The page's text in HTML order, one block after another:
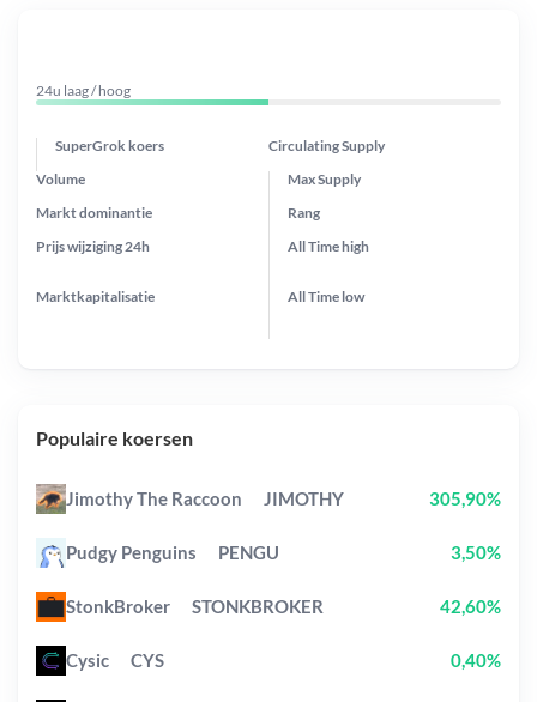
24u laag / hoog
SuperGrok koers Circulating Supply
Prijs wijziging 24h
Max Supply
Markt dominantie
Marktkapitalisatie
Volume
Rang
All Timehigh
All Time low
Populaire koersen
Jimothy The Raccoon JIMOTHY 305,90%
Pudgy Penguins PENGU 3,50%
StonkBroker STONKBROKER 42,60%
Cysic CYS 0,40%